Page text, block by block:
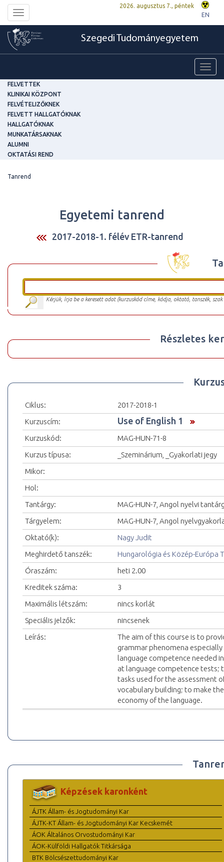
Toggle
navigation
2026. augusztus 7., péntek
EN
Szegedi Tudományegyetem
FELVETTEK
KLINIKAI KÖZPONT
FELVÉTELIZŐKNEK
FELVETT HALLGATÓKNAK
HALLGATÓKNAK
MUNKATÁRSAKNAK
ALUMNI
OKTATÁSI REND
Tanrend
Egyetemi tanrend
2017-2018-1. félév ETR-tanrend
Kérjük, írja be a keresett adat (kurzuskód címe, kódja, oktató, tanszék,
Részletes
Ciklus:
2017-2018-1
Kurzuscím:
Use of English 1
Kurzuskód:
MAG-HUN-71-8
Kurzus típusa:
_Szeminárium, _Gyakorlati jegy
Mikor:
Hol:
Tantárgy:
MAG-HUN-7, Angol nyelvi
Tárgyelem:
MAG-HUN-7, Angol
Oktató(k):
Nagy Judit
Meghirdető tanszék:
Hungarológia és Közép-Európa
Óraszám:
heti 2.00
Kreditek száma:
3
Maximális létszám:
nincs korlát
Speciális jelzők:
nincsenek
Leírás:
The aim of this course is to
grammar phenomena
language competence needed
at language competence tests;
tasks used for the assessment
vocabulary building; to make
economy of the language.
Képzések karonként
ÁJTK Állam- és Jogtudományi Kar
ÁJTK-KT Állam- és Jogtudományi Kar Kecskemét
ÁOK Általános Orvostudományi Kar
ÁOK-Külföldi Hallgatók Titkársága
BTK Bölcsészettudományi Kar